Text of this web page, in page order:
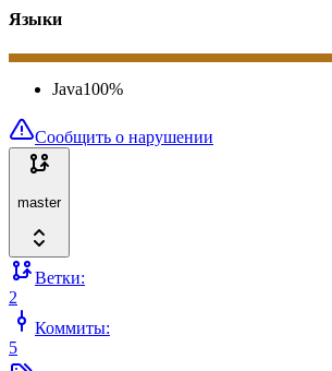
Языки
Java100%
Сообщить о нарушении
master
Ветки:
2
Коммиты:
5